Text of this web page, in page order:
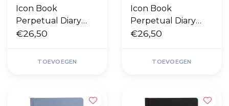
Icon Book
Perpetual Diary
"Navy"
€26,50
TOEVOEGEN
Icon Book
Perpetual Diary
"Green"
€26,50
TOEVOEGEN